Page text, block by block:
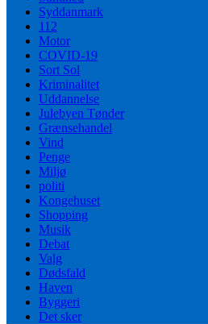
Syddanmark
112
Motor
COVID-19
Sort Sol
Kriminalitet
Uddannelse
Julebyen Tønder
Grænsehandel
Vind
Penge
Miljø
politi
Kongehuset
Shopping
Musik
Debat
Valg
Dødsfald
Haven
Byggeri
Det sker